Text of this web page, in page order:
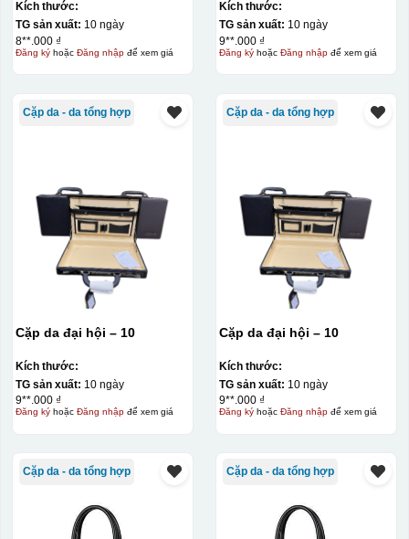
chất liệu Da
Kích thước:
TG sản xuất: 10 ngày
8**.000 ₫
Đăng kýhoặc Đăng nhậpđể xem giá
Kích thước:
TG sản xuất: 10 ngày
9**.000 ₫
Đăng kýhoặc Đăng nhậpđể xem giá
Cặp da - da tổng hợp
Cặp da đại hội – 10
Kích thước:
TG sản xuất: 10 ngày
9**.000 ₫
Đăng kýhoặc Đăng nhậpđể xem giá
Cặp da - da tổng hợp
Cặp da đại hội – 10
Kích thước:
TG sản xuất: 10 ngày
9**.000 ₫
Đăng kýhoặc Đăng nhậpđể xem giá
Cặp da - da tổng hợp Cặp da - da tổng hợp